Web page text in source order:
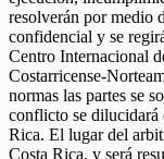
resolverán por medio
confidencial y se
Centro Internacional
Costarricense-
normas las partes se
conflicto se dilucidará
Rica. El lugar del
Costa Rica, y será